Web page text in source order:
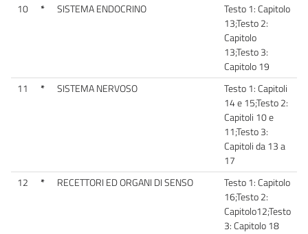
10
* SISTEMA ENDOCRINO
Testo 1: Capitolo
13;Testo 2:
Capitolo
13;Testo 3:
Capitolo 19
11
* SISTEMA NERVOSO
Testo 1: Capitoli
14 e 15;Testo 2:
Capitoli 10 e
11;Testo 3:
Capitoli da 13 a
17
12
* RECETTORI ED ORGANI DI SENSO
Testo 1: Capitolo
16;Testo 2:
Capitolo12;Testo
3: Capitolo 18